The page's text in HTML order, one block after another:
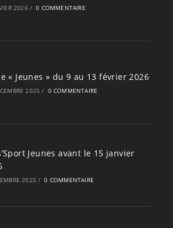
2026 / 0 COMMENTAIRE
« Jeunes » du 9 au 13 février 2026
2025 / 0 COMMENTAIRE
Jeunes avant le 15 janvier
2025 / 0 COMMENTAIRE